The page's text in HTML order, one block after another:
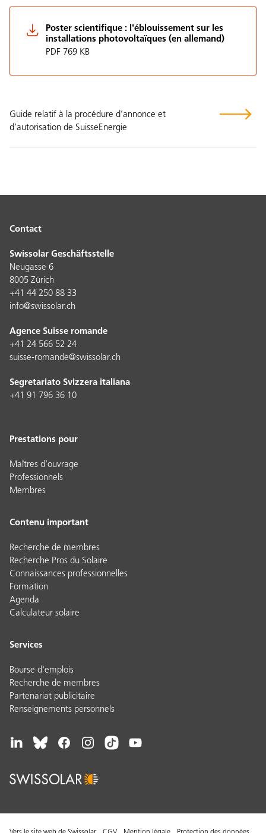
Poster scientifique : l'éblouissement sur les
installations photovoltaïques (en allemand)
PDF 769 KB
Guide relatif à la procédure d’annonce et
d’autorisation de SuisseEnergie
Contact
Swissolar Geschäftsstelle
Neugasse 6
8005 Zürich
+41 44 250 88 33
info@swissolar.ch
Agence Suisse romande
+41 24 566 52 24
suisse-romande@swissolar.ch
Segretariato Svizzera italiana
+41 91 796 36 10
Prestations pour
Maîtres d’ouvrage
Professionnels
Membres
Contenu important
Recherche de membres
Recherche Pros du Solaire
Connaissances professionnelles
Formation
Agenda
Calculateur solaire
Services
Bourse d'emplois
Recherche de membres
Partenariat publicitaire
Renseignements personnels